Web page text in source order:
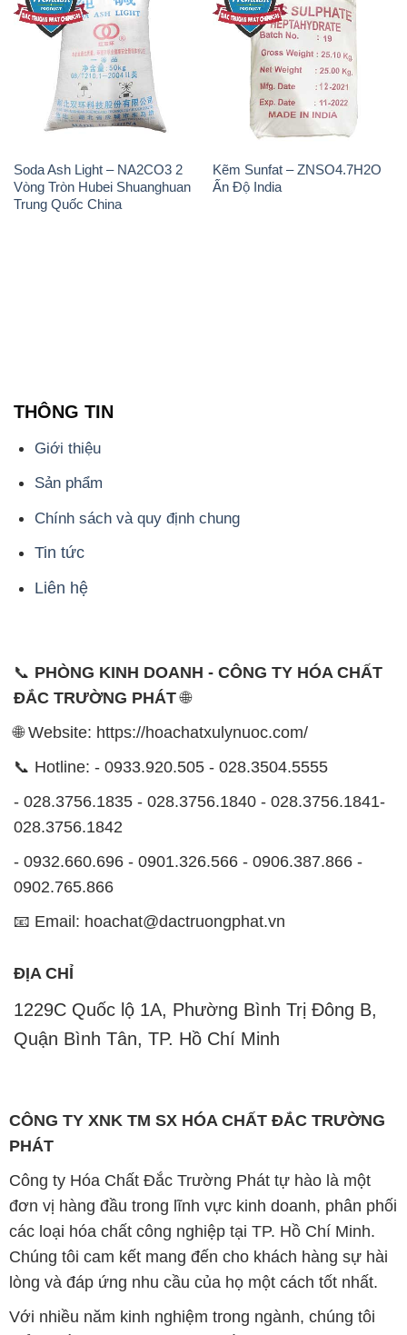
Soda Ash Light – NA2CO3 2
Vòng Tròn Hubei Shuanghuan
Trung Quốc China
Kẽm Sunfat – ZNSO4.7H2O
Ấn Độ India
THÔNG TIN
Giới thiệu
Sản phẩm
Chính sách và quy định chung
Tin tức
Liên hệ
📞 PHÒNG KINH DOANH - CÔNG TY HÓA CHẤT
ĐẮC TRƯỜNG PHÁT🌐
🌐 Website: https://hoachatxulynuoc.com/
📞 Hotline: - 0933.920.505 - 028.3504.5555
- 028.3756.1835 - 028.3756.1840 - 028.3756.1841-
028.3756.1842
- 0932.660.696 - 0901.326.566 - 0906.387.866 -
0902.765.866
📧 Email: hoachat@dactruongphat.vn
ĐỊA CHỈ
1229C Quốc lộ 1A, Phường Bình Trị Đông B,
Quận Bình Tân, TP. Hồ Chí Minh
CÔNG TY XNK TM SX HÓA CHẤT ĐẮC TRƯỜNG
PHÁT
Công ty Hóa Chất Đắc Trường Phát tự hào là một
đơn vị hàng đầu trong lĩnh vực kinh doanh, phân phối
các loại hóa chất công nghiệp tại TP. Hồ Chí Minh.
Chúng tôi cam kết mang đến cho khách hàng sự hài
lòng và đáp ứng nhu cầu của họ một cách tốt nhất.
Với nhiều năm kinh nghiệm trong ngành, chúng tôi